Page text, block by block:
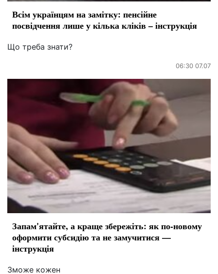
Всім українцям на замітку: пенсійне
посвідчення лише у кілька кліків – інструкція
Що треба знати?
06:30 07.07
Запам'ятайте, а краще збережіть: як по-новому
оформити субсидію та не замучитися —
інструкція
Зможе кожен